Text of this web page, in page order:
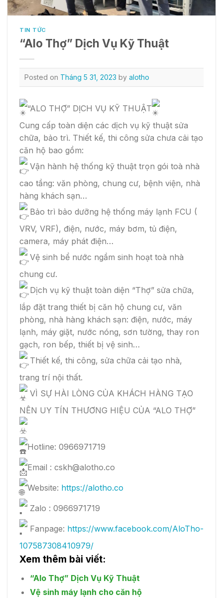
TIN TỨC
“Alo Thợ” Dịch Vụ Kỹ Thuật
Posted on Tháng 5 31, 2023 by alotho
“ALO THỢ” DỊCH VỤ KỸ THUẬT
Cung cấp toàn diện các dịch vụ kỹ thuật sửa
chữa, bảo trì. Thiết kế, thi công sửa chưa cải tạo
căn hộ bao gồm:
Vận hành hệ thống kỹ thuật trọn gói toà nhà
cao tầng: văn phòng, chung cư, bệnh viện, nhà
hàng khách sạn…
Bảo trì bảo dưỡng hệ thống máy lạnh FCU (
VRV, VRF), điện, nước, máy bơm, tủ điện,
camera, máy phát điện…
Vệ sinh bể nước ngầm sinh hoạt toà nhà
chung cư.
Dịch vụ kỹ thuật toàn diện “Thợ” sửa chữa,
lắp đặt trang thiết bị căn hộ chung cư, văn
phòng, nhà hàng khách sạn: điện, nước, máy
lạnh, máy giặt, nước nóng, sơn tường, thay ron
gạch, ron bếp, thiết bị vệ sinh…
Thiết kế, thi công, sửa chữa cải tạo nhà,
trang trí nội thất.
VÌ SỰ HÀI LÒNG CỦA KHÁCH HÀNG TẠO
NÊN UY TÍN THƯƠNG HIỆU CỦA “ALO THỢ”
Hotline: 0966971719
Email : cskh@alotho.co
Website: https://alotho.co
Zalo : 0966971719
Fanpage: https://www.facebook.com/AloTho-
107587308410979/
Xem thêm bài viết:
“Alo Thợ” Dịch Vụ Kỹ Thuật
Vệ sinh máy lạnh cho căn hộ